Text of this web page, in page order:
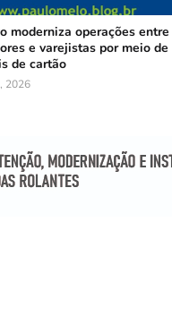
moderniza operações entre
e varejistas por meio de
de cartão
2026